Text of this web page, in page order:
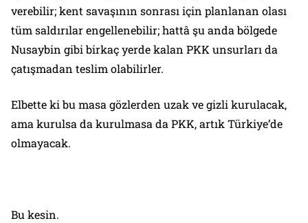
verebilir; kent savaşının sonrası için planlanan olası
tüm saldırılar engellenebilir; hattâ şu anda bölgede
Nusaybin gibi birkaç yerde kalan PKK unsurları da
çatışmadan teslim olabilirler.
Elbette ki bu masa gözlerden uzak ve gizli kurulacak,
ama kurulsa da kurulmasa da PKK, artık Türkiye’de
olmayacak.
Bu kesin.